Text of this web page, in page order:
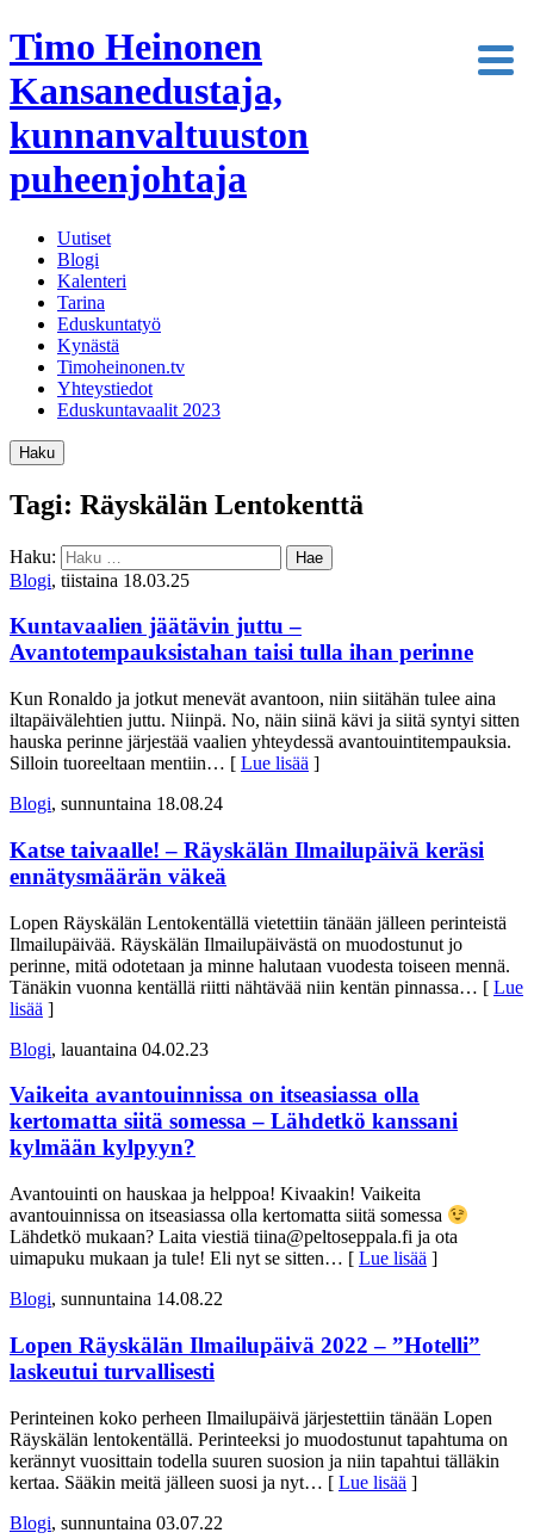
Timo Heinonen
Kansanedustaja,
kunnanvaltuuston
puheenjohtaja
Uutiset
Blogi
Kalenteri
Tarina
Eduskuntatyö
Kynästä
Timoheinonen.tv
Yhteystiedot
Eduskuntavaalit 2023
Haku
Tagi: Räyskälän Lentokenttä
Haku:
Blogi, tiistaina 18.03.25
Kuntavaalien jäätävin juttu –
Avantotempauksistahan taisi tulla ihan perinne
Kun Ronaldo ja jotkut menevät avantoon, niin siitähän tulee aina
iltapäivälehtien juttu. Niinpä. No, näin siinä kävi ja siitä syntyi sitten
hauska perinne järjestää vaalien yhteydessä avantouintitempauksia.
Silloin tuoreeltaan mentiin… [ Lue lisää ]
Blogi, sunnuntaina 18.08.24
Katse taivaalle! – Räyskälän Ilmailupäivä keräsi
ennätysmäärän väkeä
Lopen Räyskälän Lentokentällä vietettiin tänään jälleen perinteistä
Ilmailupäivää. Räyskälän Ilmailupäivästä on muodostunut jo
perinne, mitä odotetaan ja minne halutaan vuodesta toiseen mennä.
Tänäkin vuonna kentällä riitti nähtävää niin kentän pinnassa… [ Lue
lisää ]
Blogi, lauantaina 04.02.23
Vaikeita avantouinnissa on itseasiassa olla
kertomatta siitä somessa – Lähdetkö kanssani
kylmään kylpyyn?
Avantouinti on hauskaa ja helppoa! Kivaakin! Vaikeita
avantouinnissa on itseasiassa olla kertomatta siitä somessa
Lähdetkö mukaan? Laita viestiä tiina@peltoseppala.fi ja ota
uimapuku mukaan ja tule! Eli nyt se sitten… [ Lue lisää ]
Blogi, sunnuntaina 14.08.22
Lopen Räyskälän Ilmailupäivä 2022 – ”Hotelli”
laskeutui turvallisesti
Perinteinen koko perheen Ilmailupäivä järjestettiin tänään Lopen
Räyskälän lentokentällä. Perinteeksi jo muodostunut tapahtuma on
kerännyt vuosittain todella suuren suosion ja niin tapahtui tälläkin
kertaa. Sääkin meitä jälleen suosi ja nyt… [ Lue lisää ]
Blogi, sunnuntaina 03.07.22